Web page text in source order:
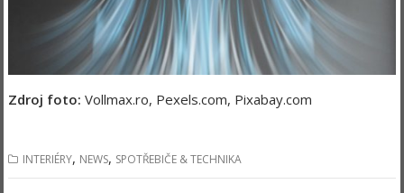
Zdroj foto:Vollmax.ro, Pexels.com, Pixabay.com
INTERIÉRY, NEWS, SPOTŘEBIČE & TECHNIKA